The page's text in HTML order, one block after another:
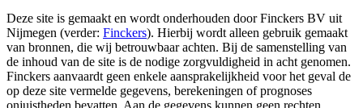
Deze site is gemaakt en wordt onderhouden door Finckers BV uit
Nijmegen (verder: Finckers). Hierbij wordt alleen gebruik gemaakt
van bronnen, die wij betrouwbaar achten. Bij de samenstelling van
de inhoud van de site is de nodige zorgvuldigheid in acht genomen.
Finckers aanvaardt geen enkele aansprakelijkheid voor het geval de
op deze site vermelde gegevens, berekeningen of prognoses
onjuistheden bevatten. Aan de gegevens kunnen geen rechten